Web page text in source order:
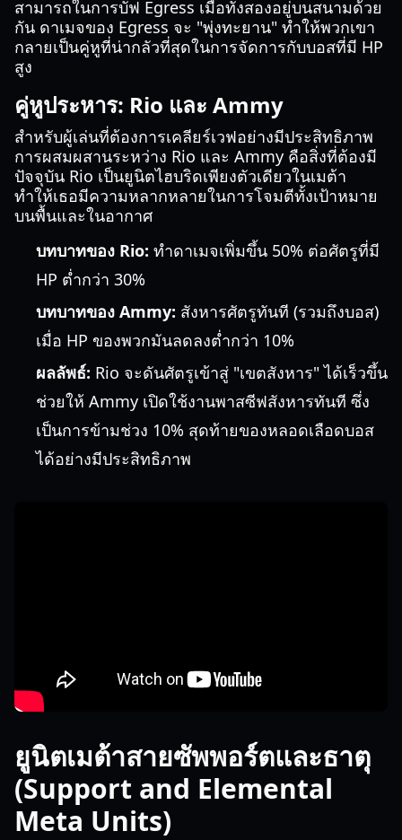
สามารถในการบัฟ Egress เมื่อทั้งสองอยู่บนสนามด้วย
กัน ดาเมจของ Egress จะ "พุ่งทะยาน" ทำให้พวกเขา
กลายเป็นคู่หูที่น่ากลัวที่สุดในการจัดการกับบอสที่มี HP
สูง
คู่หูประหาร: Rio และ Ammy
สำหรับผู้เล่นที่ต้องการเคลียร์เวฟอย่างมีประสิทธิภาพ
การผสมผสานระหว่าง Rio และ Ammy คือสิ่งที่ต้องมี
ปัจจุบัน Rio เป็นยูนิตไฮบริดเพียงตัวเดียวในเมต้า
ทำให้เธอมีความหลากหลายในการโจมตีทั้งเป้าหมาย
บนพื้นและในอากาศ
บทบาทของ Rio: ทำดาเมจเพิ่มขึ้น 50% ต่อศัตรูที่มี
HP ต่ำกว่า 30%
บทบาทของ Ammy: สังหารศัตรูทันที (รวมถึงบอส)
เมื่อ HP ของพวกมันลดลงต่ำกว่า 10%
ผลลัพธ์: Rio จะดันศัตรูเข้าสู่ "เขตสังหาร" ได้เร็วขึ้น
ช่วยให้ Ammy เปิดใช้งานพาสซีฟสังหารทันที ซึ่ง
เป็นการข้ามช่วง 10% สุดท้ายของหลอดเลือดบอส
ได้อย่างมีประสิทธิภาพ
ยูนิตเมต้าสายซัพพอร์ตและธาตุ
(Support and Elemental
Meta Units)